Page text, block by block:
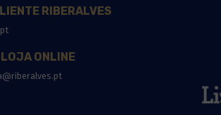
RIBERALVES
ONLINE